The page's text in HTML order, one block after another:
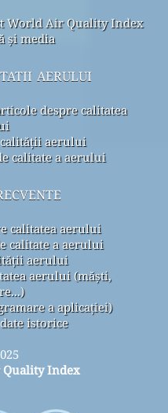
World Air Quality Index
și media
aerului
despre calitatea
aerului
calitate a aerului
calitatea aerului
calitate a aerului
aerului
aerului (măști,
a aplicației)
istorice
Index